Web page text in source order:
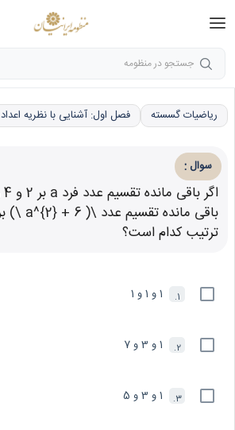
جستجو در منظومه
ریاضیات گسسته فصل اول: آشنایی با نظریه اعداد
سوال :
ترتیب کدام است؟
1. 1 و 1 و 1
2. 1 و 3 و 7
3. 1 و 3 و 5